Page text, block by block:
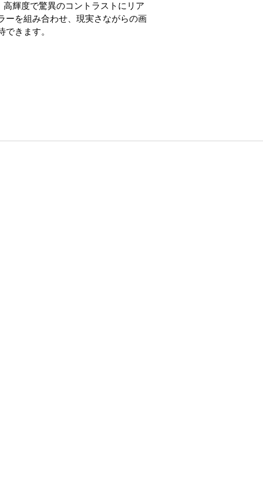
高輝度で驚異のコントラストにリア
ーを組み合わせ、現実さながらの画
できます。